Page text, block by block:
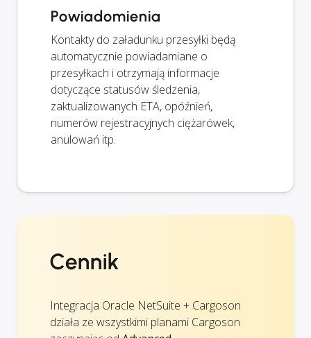
Powiadomienia
Kontakty do załadunku przesyłki będą
automatycznie powiadamiane o
przesyłkach i otrzymają informacje
dotyczące statusów śledzenia,
zaktualizowanych ETA, opóźnień,
numerów rejestracyjnych ciężarówek,
anulowań itp.
Cennik
Integracja Oracle NetSuite + Cargoson
działa ze wszystkimi planami Cargoson